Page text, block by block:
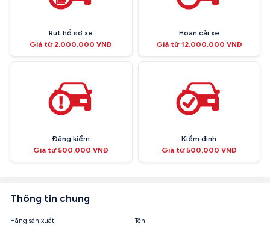
Rút hồ sơ xe
Giá từ 2.000.000 VNĐ
Hoán cải xe
Giá từ 12.000.000 VNĐ
Đăng kiểm
Giá từ 500.000 VNĐ
Kiểm định
Giá từ 500.000 VNĐ
Thông tin chung
Hãng sản xuất Tên